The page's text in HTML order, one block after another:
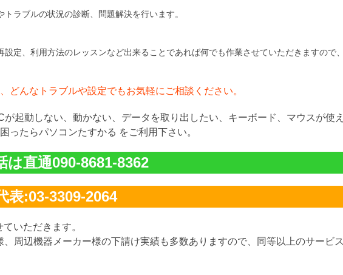
ラブルの状況の診断、問題解決を行います。
定、利用方法のレッスンなど出来ることであれば何でも作業させていただきますので、
どんなトラブルや設定でもお気軽にご相談ください。
起動しない、動かない、データを取り出したい、キーボード、マウスが使え
ったらパソコンたすかる をご利用下さい。
は直通090-8681-8362
表:03-3309-2064
いただきます。
周辺機器メーカー様の下請け実績も多数ありますので、同等以上のサービス